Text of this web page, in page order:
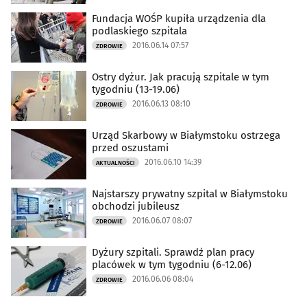
Fundacja WOŚP kupiła urządzenia dla
podlaskiego szpitala
ZDROWIE 2016.06.14 07:57
Ostry dyżur. Jak pracują szpitale w tym
tygodniu (13-19.06)
ZDROWIE 2016.06.13 08:10
Urząd Skarbowy w Białymstoku ostrzega
przed oszustami
AKTUALNOŚCI 2016.06.10 14:39
Najstarszy prywatny szpital w Białymstoku
obchodzi jubileusz
ZDROWIE 2016.06.07 08:07
Dyżury szpitali. Sprawdź plan pracy
placówek w tym tygodniu (6-12.06)
ZDROWIE 2016.06.06 08:04